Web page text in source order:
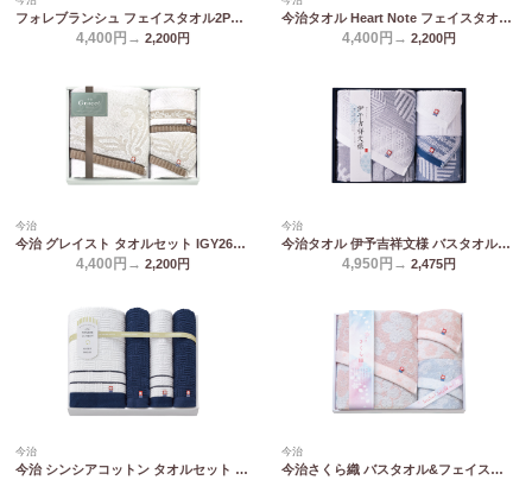
フォレブランシュ フェイスタオル2P&ウォッシュタオル2P HBM-4009
4,400円→ 2,200円
今治タオル Heart Note フェイスタオル2P&ウォッシュタオル2P HN-0041
4,400円→ 2,200円
今治
今治 グレイスト タオルセット IGY26400
4,400円→ 2,200円
今治
今治タオル 伊予吉祥文様 バスタオル&フェイスタオル2P IM4545
4,950円→ 2,475円
今治
今治 シンシアコットン タオルセット S-10500
今治
今治さくら織 バスタオル&フェイスタオル2P MS-501